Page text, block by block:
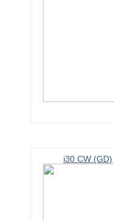
i30 CW (GD)